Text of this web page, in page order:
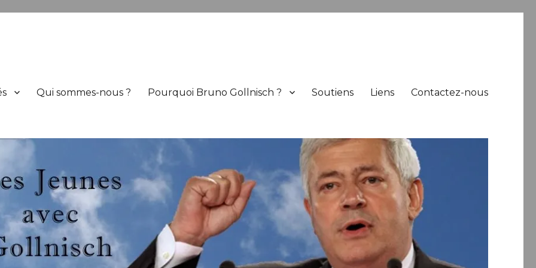
Qui sommes-nous ? Pourquoi Bruno Gollnisch ? Soutiens Liens Contactez-nous